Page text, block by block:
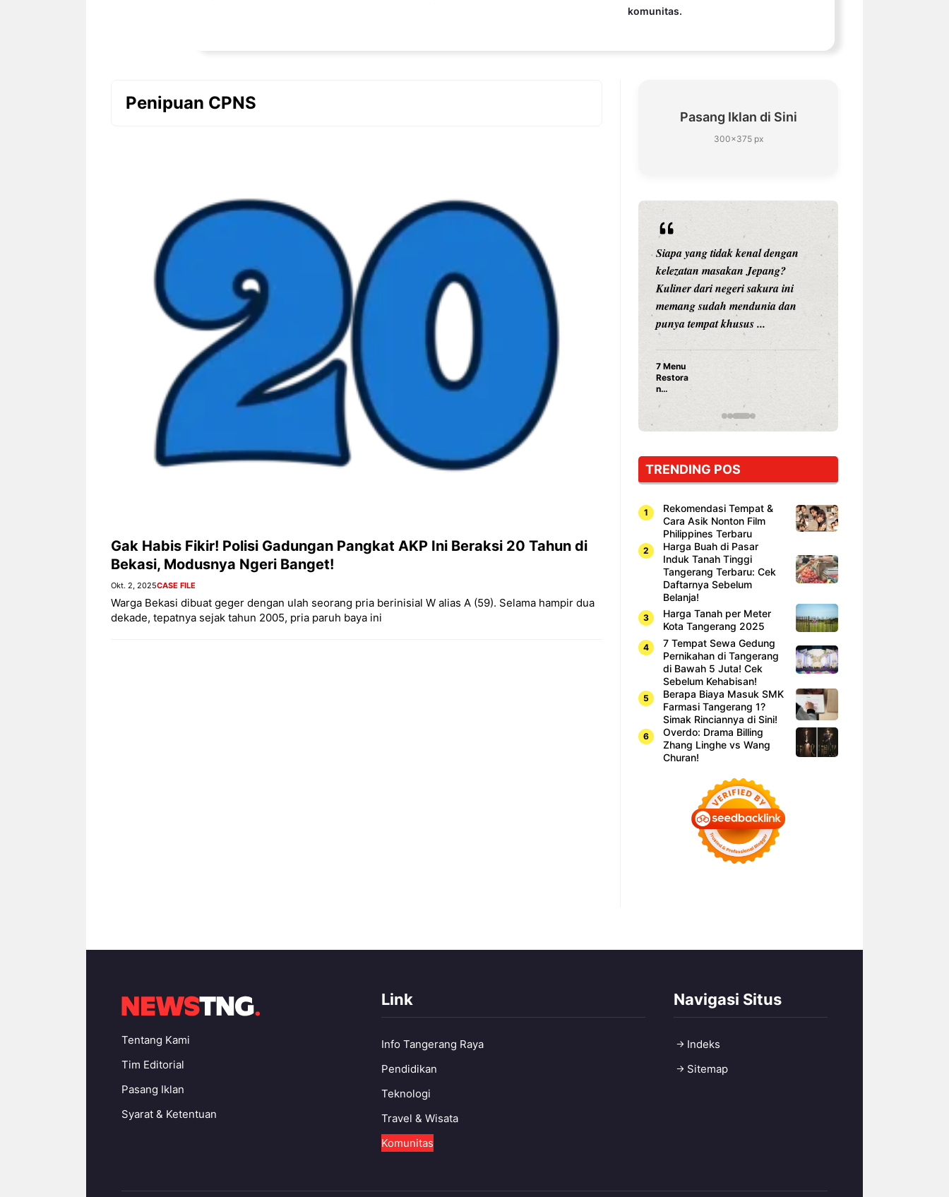
komunitas.
Penipuan CPNS
Gak Habis Fikir! Polisi Gadungan Pangkat AKP Ini Beraksi 20 Tahun di
Bekasi, Modusnya Ngeri Banget!
Okt. 2, 2025CASE FILE
Warga Bekasi dibuat geger dengan ulah seorang pria berinisial W alias A (59). Selama hampir dua
dekade, tepatnya sejak tahun 2005, pria paruh baya ini
Pasang Iklan di Sini
300×375 px
Siapa sangka, dua nama besar di
dunia hiburan, Nunung Srimulat
dan Vicky Prasetyo, kini merambah
dunia kuliner dengan membuka
Prasetyo Buka Restoran
Ayam Panggang! Cuma Rp
15 Ribu, Resep Rahasia
Bandung – Menyambut pergantian
tahun 2026, restoran all you can
eat Kakkoii All You Can Eat
Bandung menghadirkan
penawaran spesial ...
Sambut 2026, Kakkoii
Bandung Hadirkan Pesta All
You Can Eat Mulai Rp
145.000
Pernah gak sih kamu mulai
ngerjain sesuatu cuma buat iseng-
iseng, eh ternyata malah jadi
peluang bisnis yang
menguntungkan? Nah, itulah ...
Dari Iseng Jadi Cuan: Kisah
TUM_ATUL yang Ubah
Hampers Jadi Bisnis Kece
Siapa yang tidak kenal dengan
kelezatan masakan Jepang?
Kuliner dari negeri sakura ini
memang sudah mendunia dan
punya tempat khusus ...
7 Menu
Restora
n
yang
Dicoba,
Cuma
Sushi!
TRENDING POS
Rekomendasi Tempat &
Cara Asik Nonton Film
Philippines Terbaru
Harga Buah di Pasar
Induk Tanah Tinggi
Tangerang Terbaru: Cek
Daftarnya Sebelum
Belanja!
Harga Tanah per Meter
Kota Tangerang 2025
7 Tempat Sewa Gedung
Pernikahan di Tangerang
di Bawah 5 Juta! Cek
Sebelum Kehabisan!
Berapa Biaya Masuk SMK
Farmasi Tangerang 1?
Simak Rinciannya di Sini!
Overdo: Drama Billing
Zhang Linghe vs Wang
Churan!
Tentang Kami
Tim Editorial
Pasang Iklan
Syarat & Ketentuan
Link
Info Tangerang Raya
Pendidikan
Teknologi
Travel & Wisata
Komunitas
Navigasi Situs
Indeks
Sitemap